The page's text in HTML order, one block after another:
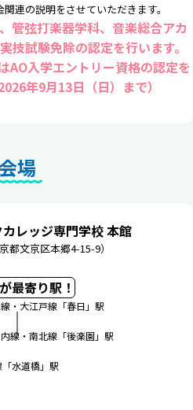
連の説明をさせていただきます。
管弦打楽器学科、音楽総合アカ
技試験免除の認定を行います。
AO入学エントリー資格の認定を
年9月13日（日）まで）
場
レッジ専門学校 本館
都文京区本郷4-15-9）
最寄り駅！
・大江戸線「春日」駅
線・南北線「後楽園」駅
「水道橋」駅